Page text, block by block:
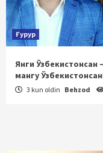
Ғурур
Янги Ўзбекистонсан –
мангу
3 kun oldin Behzod